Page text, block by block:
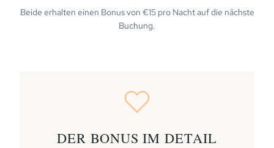
Beide erhalten einen Bonus von €15 pro Nacht auf die nächste
Buchung.
DER BONUS IM DETAIL